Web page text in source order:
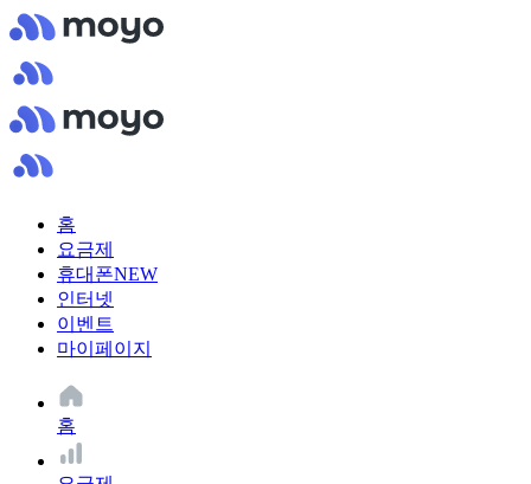
홈
요금제
휴대폰NEW
인터넷
이벤트
마이페이지
홈